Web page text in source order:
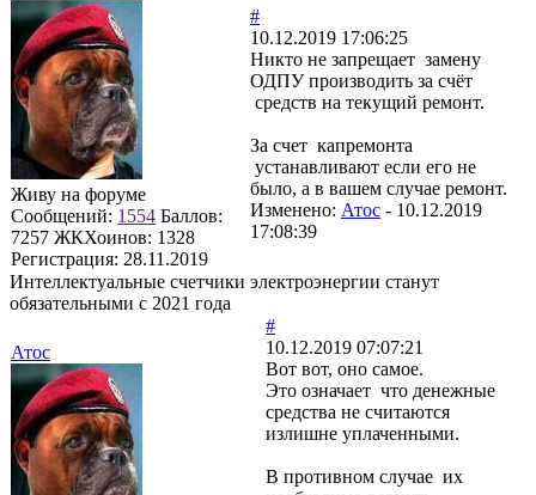
Живу на форуме
Сообщений: 1554 Баллов:
7257 ЖКХоинов: 1328
Регистрация: 28.11.2019
#
10.12.2019 17:06:25
Никто не запрещает замену
ОДПУ производить за счёт
средств на текущий ремонт.
За счет капремонта
устанавливают если его не
было, а в вашем случае ремонт.
Изменено: Атос - 10.12.2019
17:08:39
Интеллектуальные счетчики электроэнергии станут
обязательными с 2021 года
Атос
#
10.12.2019 07:07:21
Вот вот, оно самое.
Это означает что денежные
средства не считаются
излишне уплаченными.
В противном случае их